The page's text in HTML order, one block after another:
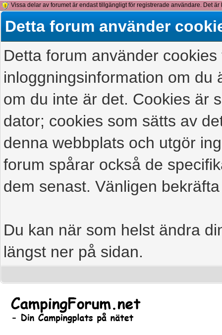
Vissa delar av forumet är endast tillgängligt för registrerade användare. Det
detta meddelande.
Detta forum använder
Detta forum använder
inloggningsinformation om du
om du inte är det. Cookies är
dator; cookies som sätts av
denna webbplats och utgör
forum spårar också de
dem senast. Vänligen
Du kan när som helst ändra
längst ner på sidan.